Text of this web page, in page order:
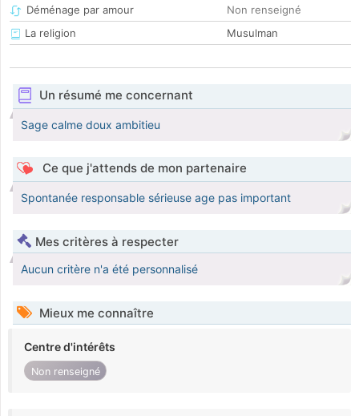
Déménage par amour
Non renseigné
La religion
Musulman
Un résumé me concernant
Sage calme doux ambitieu
Ce que j'attends de mon partenaire
Spontanée responsable sérieuse age pas important
Mes critères à respecter
Aucun critère n'a été personnalisé
Mieux me connaître
Centre d'intérêts
Non renseigné